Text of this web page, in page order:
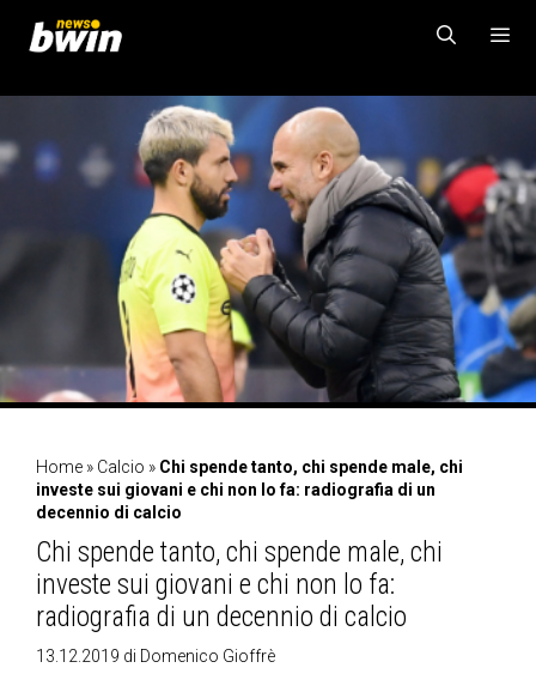
contenuto
Home » Calcio » Chi spende tanto, chi spende male, chi
investe sui giovani e chi non lo fa: radiografia di un
decennio di calcio
Chi spende tanto, chi spende male, chi
investe sui giovani e chi non lo fa:
radiografia di un decennio di calcio
13.12.2019 di Domenico Gioffrè